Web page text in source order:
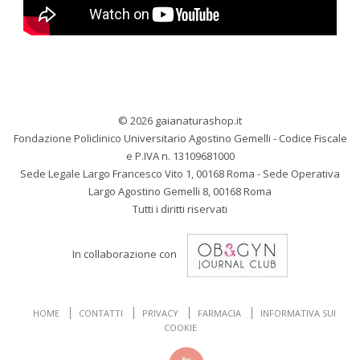
© 2026 gaianaturashop.it
Fondazione Policlinico Universitario Agostino Gemelli - Codice Fiscale
e P.IVA n. 13109681000
Sede Legale Largo Francesco Vito 1, 00168 Roma - Sede Operativa
Largo Agostino Gemelli 8, 00168 Roma
Tutti i diritti riservati
In collaborazione con
HOME CONTATTI PRIVACY FARMACIA
INFORMATIVA SUI
COOKIE